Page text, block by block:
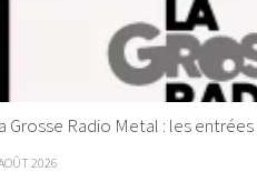
Grosse Radio Metal : les entrées
2026